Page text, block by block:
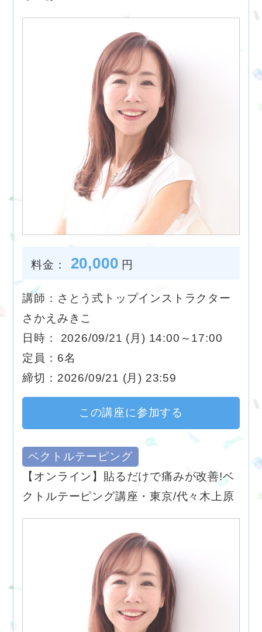
料金： 20,000 円
講師：さとう式トップインストラクター
さかえみきこ
日時： 2026/09/21 (月) 14:00～17:00
定員：6名
締切：2026/09/21 (月) 23:59
この講座に参加する
ベクトルテーピング
【オンライン】貼るだけで痛みが改善!ベ
クトルテーピング講座・東京/代々木上原